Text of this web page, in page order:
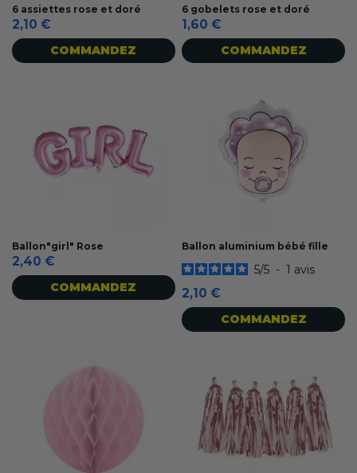
6 assiettes rose et doré
2,10 €
COMMANDEZ
6 gobelets rose et doré
1,60 €
COMMANDEZ
Ballon"girl" Rose
2,40 €
COMMANDEZ
Ballon aluminium bébé fille
5/5 - 1 avis
2,10 €
COMMANDEZ